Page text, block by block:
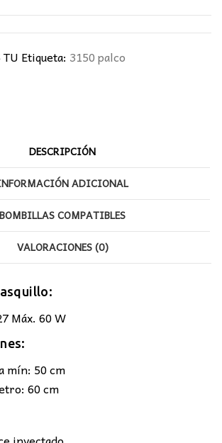
325,00€.
Etiqueta: 3150 palco
DESCRIPCIÓN
ADICIONAL
BOMBILLAS COMPATIBLES
VALORACIONES (0)
Máx. 60 W
mín: 50 cm
60 cm